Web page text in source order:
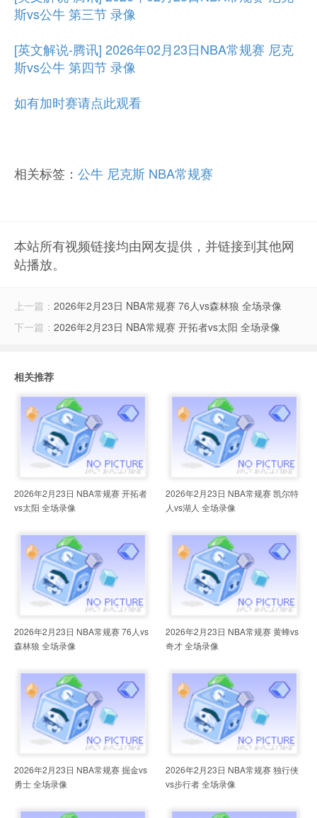
斯vs公牛 第三节 录像
[英文解说-腾讯] 2026年02月23日NBA常规赛 尼克
斯vs公牛 第四节 录像
如有加时赛请点此观看
相关标签： 公牛 尼克斯 NBA常规赛
本站所有视频链接均由网友提供，并链接到其他网
站播放。
上一篇： 2026年2月23日 NBA常规赛 76人vs森林狼 全场录像
下一篇： 2026年2月23日 NBA常规赛 开拓者vs太阳 全场录像
相关推荐
2026年2月23日 NBA常规赛 开拓者
vs太阳 全场录像
2026年2月23日 NBA常规赛 凯尔特
人vs湖人 全场录像
2026年2月23日 NBA常规赛 76人vs
森林狼 全场录像
2026年2月23日 NBA常规赛 黄蜂vs
奇才 全场录像
2026年2月23日 NBA常规赛 掘金vs
勇士 全场录像
2026年2月23日 NBA常规赛 独行侠
vs步行者 全场录像